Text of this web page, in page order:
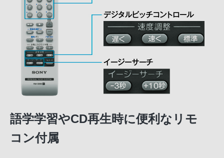
語学学習やCD再生時に便利なリモ
コン付属